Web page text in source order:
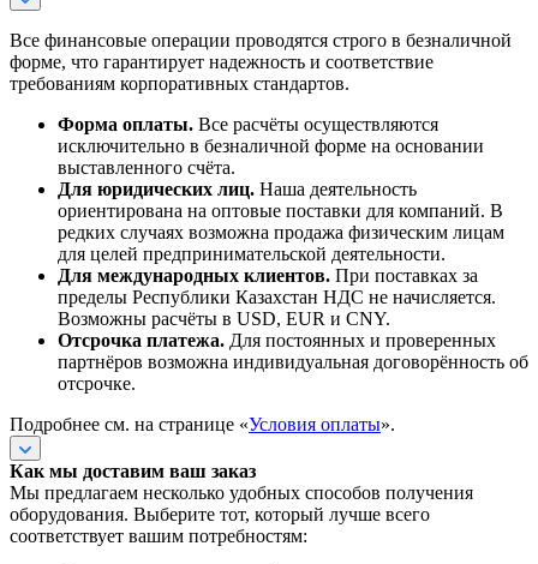
Все финансовые операции проводятся строго в безналичной
форме, что гарантирует надежность и соответствие
требованиям корпоративных стандартов.
Форма оплаты. Все расчёты осуществляются
исключительно в безналичной форме на основании
выставленного счёта.
Для юридических лиц. Наша деятельность
ориентирована на оптовые поставки для компаний. В
редких случаях возможна продажа физическим лицам
для целей предпринимательской деятельности.
Для международных клиентов. При поставках за
пределы Республики Казахстан НДС не начисляется.
Возможны расчёты в USD, EUR и CNY.
Отсрочка платежа. Для постоянных и проверенных
партнёров возможна индивидуальная договорённость об
отсрочке.
Подробнее см. на странице «Условия оплаты».
Как мы доставим ваш заказ
Мы предлагаем несколько удобных способов получения
оборудования. Выберите тот, который лучше всего
соответствует вашим потребностям: